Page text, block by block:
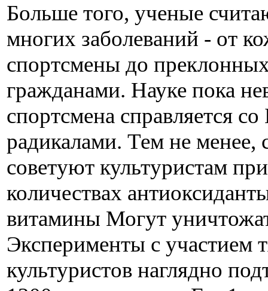
Больше того, ученые
многих заболеваний - от
спортсмены до
гражданами. Науке пока
спортсмена справляется
радикалами. Тем не менее,
советуют культуристам
количествах
витамины Могут
Эксперименты с участием
культуристов наглядно